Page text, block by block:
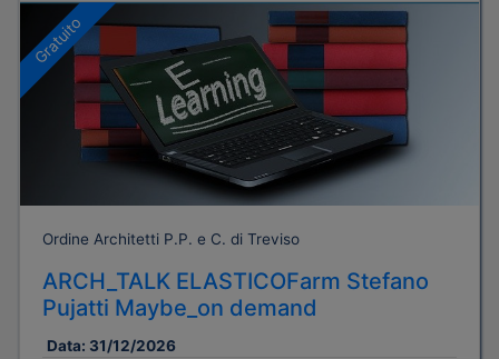
Gratuito
Ordine Architetti P.P. e C. di Treviso
ARCH_TALK ELASTICOFarm Stefano
Pujatti Maybe_on demand
Data: 31/12/2026